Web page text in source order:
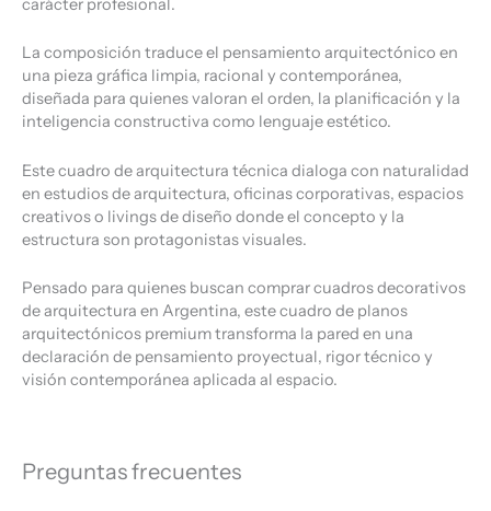
carácter profesional.
La composición traduce el pensamiento arquitectónico en
una pieza gráfica limpia, racional y contemporánea,
diseñada para quienes valoran el orden, la planificación y la
inteligencia constructiva como lenguaje estético.
Este cuadro de arquitectura técnica dialoga con naturalidad
en estudios de arquitectura, oficinas corporativas, espacios
creativos o livings de diseño donde el concepto y la
estructura son protagonistas visuales.
Pensado para quienes buscan comprar cuadros decorativos
de arquitectura en Argentina, este cuadro de planos
arquitectónicos premium transforma la pared en una
declaración de pensamiento proyectual, rigor técnico y
visión contemporánea aplicada al espacio.
Preguntas frecuentes